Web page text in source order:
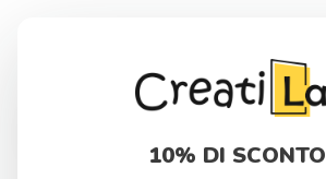
10% DI SCONTO